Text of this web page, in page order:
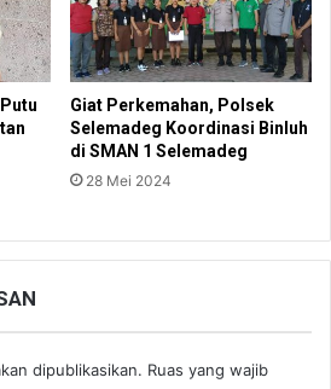
Giat Perkemahan, Polsek
Selemadeg Koordinasi Binluh
di SMAN 1 Selemadeg
28 Mei 2024
dipublikasikan. Ruas yang wajib